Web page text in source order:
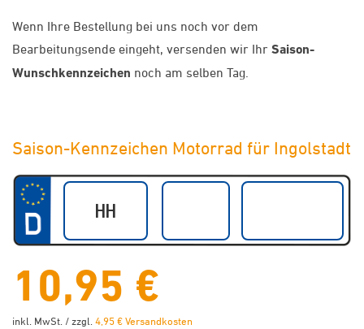
Wenn Ihre Bestellung bei uns noch vor dem
Bearbeitungsende eingeht, versenden wir Ihr Saison-
Wunschkennzeichen noch am selben Tag.
Saison-Kennzeichen Motorrad für Ingolstadt
10,95 €
inkl. MwSt. / zzgl.4,95 € Versandkosten